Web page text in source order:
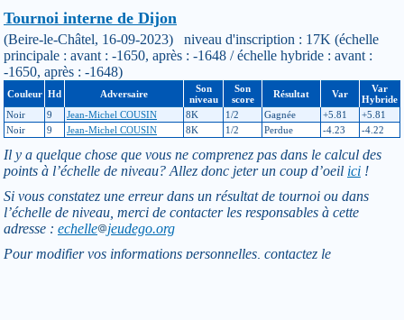
Tournoi interne de Dijon
(Beire-le-Châtel, 16-09-2023) niveau d'inscription : 17K (échelle
principale : avant : -1650, après : -1648 / échelle hybride : avant :
-1650, après : -1648)
Couleur Hd Adversaire
Son
niveau
Son
score
Résultat Var
Var
Hybride
Noir
9 Jean-Michel COUSIN 8K 1/2 Gagnée +5.81
+5.81
Noir
9 Jean-Michel COUSIN 8K 1/2 Perdue -4.23 -4.22
Il y a quelque chose que vous ne comprenez pas dans le calcul des
points à l’échelle de niveau? Allez donc jeter un coup d’oeil ici !
Si vous constatez une erreur dans un résultat de tournoi ou dans
l’échelle de niveau, merci de contacter les responsables à cette
adresse : echelle
jeudego.org
Pour modifier vos informations personnelles, contactez le